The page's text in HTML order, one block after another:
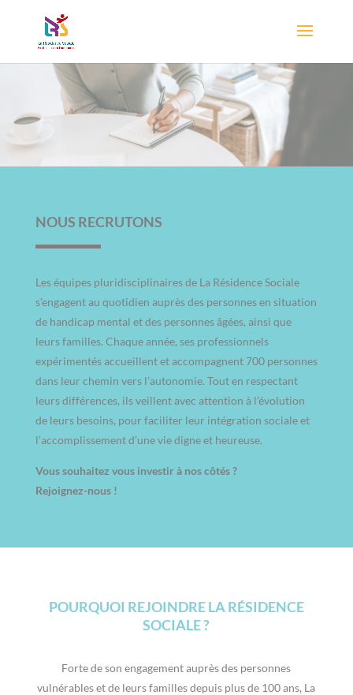
NOUS RECRUTONS
Les équipes pluridisciplinaires de La Résidence Sociale
s’engagent au quotidien auprès des personnes en situation
de handicap mental et des personnes âgées, ainsi que
leurs familles. Chaque année, ses professionnels
expérimentés accueillent et accompagnent 700 personnes
dans leur chemin vers l’autonomie. Tout en respectant
leurs différences, ils veillent avec attention à l’évolution
de leurs besoins, pour faciliter leur intégration sociale et
l’accomplissement d’une vie digne et heureuse.
Vous souhaitez vous investir à nos côtés ?
Rejoignez-nous !
POURQUOI REJOINDRE LA RÉSIDENCE
SOCIALE ?
Forte de son engagement auprès des personnes
vulnérables et de leurs familles depuis plus de 100 ans, La